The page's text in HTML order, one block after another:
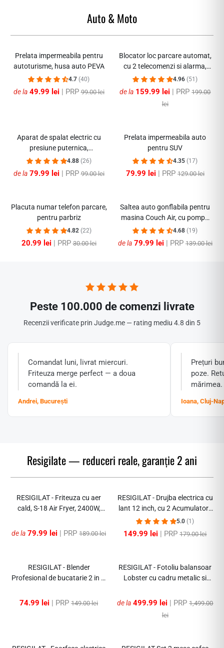
Auto & Moto
Prelata impermeabila pentru
autoturisme, husa auto PEVA
4.7(40)
de la 49.99 lei | PRP99.00 lei
Blocator loc parcare automat,
cu 2 telecomenzi si alarma,
suporta 2 tone, Galben/Negru,
rezistent intemperii
4.96(51)
de la 159.99 lei | PRP199.00
lei
Aparat de spalat electric cu
presiune puternica,
acumulatori 48V, 8L/min, 20
Bari
4.88 (26)
de la 79.99 lei | PRP99.00 lei
Prelata impermeabila auto
pentru SUV
4.35(17)
79.99 lei | PRP129.00 lei
Placuta numar telefon parcare,
pentru parbriz
4.82 (22)
20.99 lei | PRP30.00 lei
Saltea auto gonflabila pentru
masina Couch Air, cu pompa
86 x 40 x 135 cm
4.68(19)
de la 79.99 lei | PRP139.00 lei
Peste 100.000 de comenzi livrate
Recenzii verificate prin Judge.me — rating mediu 4.8 din 5
Comandat luni, livrat miercuri.
Friteuza merge perfect — a doua
comandă la ei.
Andrei, București
Prețuri
poze.
mărimea.
Ioana, Cluj-
Resigilate — reduceri reale, garanție 2 ani
RESIGILAT - Friteuza cu aer
cald, S-18 Air Fryer, 2400W,
control
de la 79.99 lei | PRP189.00 lei
RESIGILAT - Drujba electrica cu
lant 12 inch, cu 2 Acumulatori,
48 V, Lithium, 4800rpm,
305mm
5.0(1)
149.99 lei | PRP179.00 lei
RESIGILAT - Blender
Profesional de bucatarie 2 in 1,
viteze, 4500W
74.99 lei | PRP149.00 lei
RESIGILAT - Fotoliu balansoar
Lobster cu cadru metalic si
de la 499.99 lei | PRP1,499.00
lei